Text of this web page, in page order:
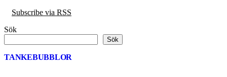
Subscribe via RSS
Sök
Sök
TANKEBUBBLOR